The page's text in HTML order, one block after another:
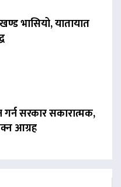
भासियो, यातायात
गर्न सरकार सकारात्मक,
आग्रह